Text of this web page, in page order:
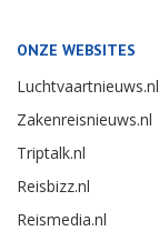
ONZE WEBSITES
Luchtvaartnieuws.nl
Zakenreisnieuws.nl
Triptalk.nl
Reisbizz.nl
Reismedia.nl